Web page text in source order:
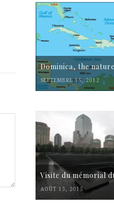
Dominica, the
SEPTEMBRE 15, 2012
Visite du mémorial
AOÛT 15, 2015